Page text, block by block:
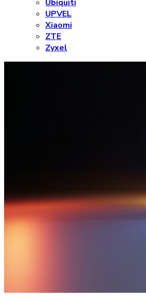
Ubiquiti
UPVEL
Xiaomi
ZTE
Zyxel